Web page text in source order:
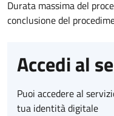
Durata massima del
conclusione del
Accedi al
Puoi accedere al
tua identità digitale